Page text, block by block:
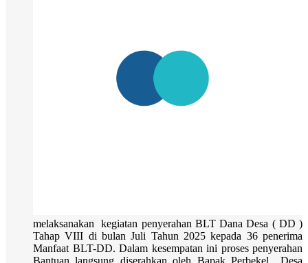
melaksanakan kegiatan penyerahan BLT Dana Desa ( DD )
Tahap VIII di bulan Juli Tahun 2025 kepada 36 penerima
Manfaat BLT-DD. Dalam kesempatan ini proses penyerahan
Bantuan langsung diserahkan oleh Bapak Perbekel Desa